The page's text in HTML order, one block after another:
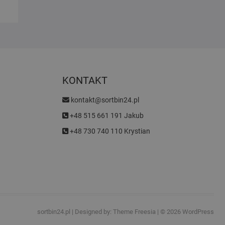
KONTAKT
kontakt@sortbin24.pl
+48 515 661 191 Jakub
+48 730 740 110 Krystian
sortbin24.pl | Designed by: Theme Freesia | © 2026 WordPress